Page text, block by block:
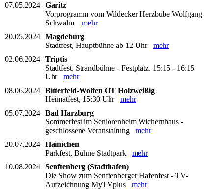
07.05.2024 Garitz
Vorprogramm vom Wildecker Herzbube Wolfgang
Schwalm mehr
20.05.2024 Magdeburg
Stadtfest, Hauptbühne ab 12 Uhr mehr
02.06.2024 Triptis
Stadtfest, Strandbühne - Festplatz, 15:15 - 16:15
Uhr mehr
08.06.2024 Bitterfeld-Wolfen OT Holzweißig
Heimatfest, 15:30 Uhr mehr
05.07.2024 Bad Harzburg
Sommerfest im Seniorenheim Wichernhaus -
geschlossene Veranstaltung mehr
20.07.2024 Hainichen
Parkfest, Bühne Stadtpark mehr
10.08.2024 Senftenberg (Stadthafen)
Die Show zum Senftenberger Hafenfest - TV-
Aufzeichnung MyTVplus mehr